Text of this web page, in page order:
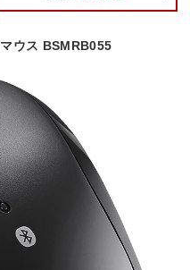
ウス BSMRB055